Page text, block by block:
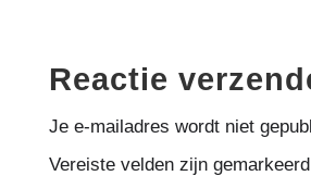
Reactie
Je e-mailadres wordt niet
Vereiste velden zijn